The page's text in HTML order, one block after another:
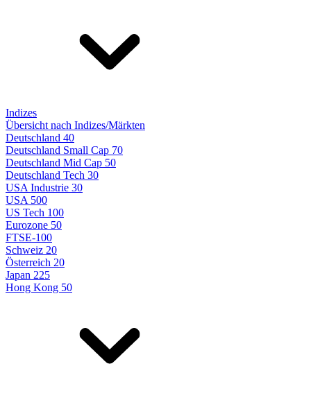
Indizes
Übersicht nach Indizes/Märkten
Deutschland 40
Deutschland Small Cap 70
Deutschland Mid Cap 50
Deutschland Tech 30
USA Industrie 30
USA 500
US Tech 100
Eurozone 50
FTSE-100
Schweiz 20
Österreich 20
Japan 225
Hong Kong 50